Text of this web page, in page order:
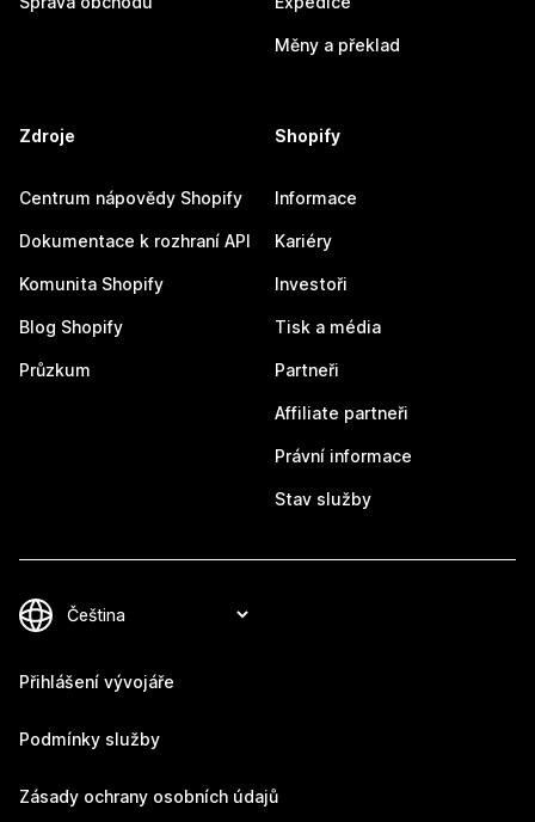
Měny a překlad
Zdroje
Centrum nápovědy Shopify
Dokumentace k rozhraní API
Komunita Shopify
Blog Shopify
Průzkum
Shopify
Informace
Kariéry
Investoři
Tisk a média
Partneři
Affiliate partneři
Právní informace
Stav služby
Přihlášení vývojáře
Podmínky služby
Zásady ochrany osobních údajů